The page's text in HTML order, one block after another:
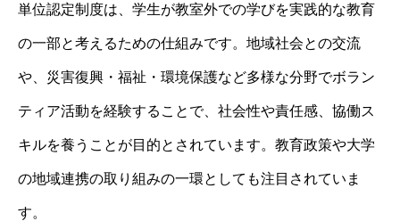
単位認定制度は、学生が教室外での学びを実践的な教育
の一部と考えるための仕組みです。地域社会との交流
や、災害復興・福祉・環境保護など多様な分野でボラン
ティア活動を経験することで、社会性や責任感、協働ス
キルを養うことが目的とされています。教育政策や大学
の地域連携の取り組みの一環としても注目されていま
す。